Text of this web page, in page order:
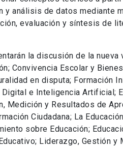
y análisis de datos mediante
evaluación y síntesis de
la discusión de la nueva
Convivencia Escolar y
en disputa; Formación
e Inteligencia Artificial;
Medición y Resultados de
Ciudadana; La
sobre Educación;
Liderazgo, Gestión y